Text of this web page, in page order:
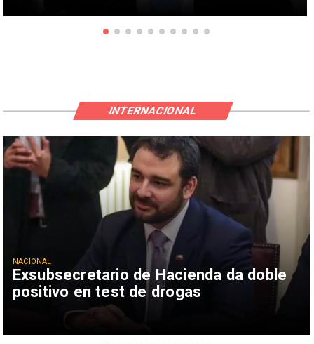
Exsubsecretario de Hacienda da doble
positivo en test de drogas
NACIONAL
INTERNACIONAL